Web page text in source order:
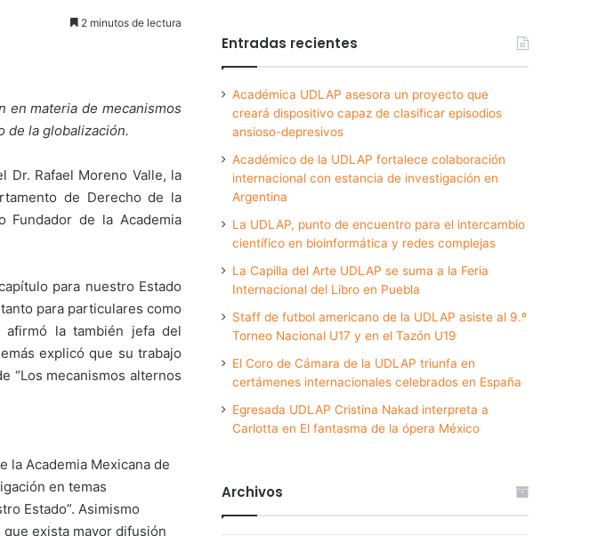
2 minutos de lectura
en materia de mecanismos
de la globalización.
Dr. Rafael Moreno Valle, la
de Derecho de la
Fundador de la Academia
para nuestro Estado
para particulares como
afirmó la también jefa del
explicó que su trabajo
“Los mecanismos alternos
la Academia Mexicana de
en temas
Estado”. Asimismo
exista mayor difusión
Entradas recientes
Académica UDLAP asesora un proyecto que
creará dispositivo capaz de clasificar episodios
ansioso-depresivos
Académico de la UDLAP fortalece colaboración
internacional con estancia de investigación en
Argentina
La UDLAP, punto de encuentro para el intercambio
científico en bioinformática y redes complejas
La Capilla del Arte UDLAP se suma a la Feria
Internacional del Libro en Puebla
Staff de futbol americano de la UDLAP asiste al 9.º
Torneo Nacional U17 y en el Tazón U19
El Coro de Cámara de la UDLAP triunfa en
certámenes internacionales celebrados en España
Egresada UDLAP Cristina Nakad interpreta a
Carlotta en El fantasma de la ópera México
Archivos